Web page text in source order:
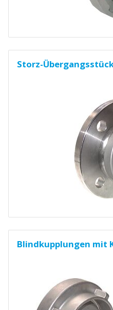
Storz-
Blindkupplungen mit